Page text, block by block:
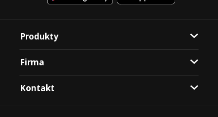
Produkty
Firma
Kontakt